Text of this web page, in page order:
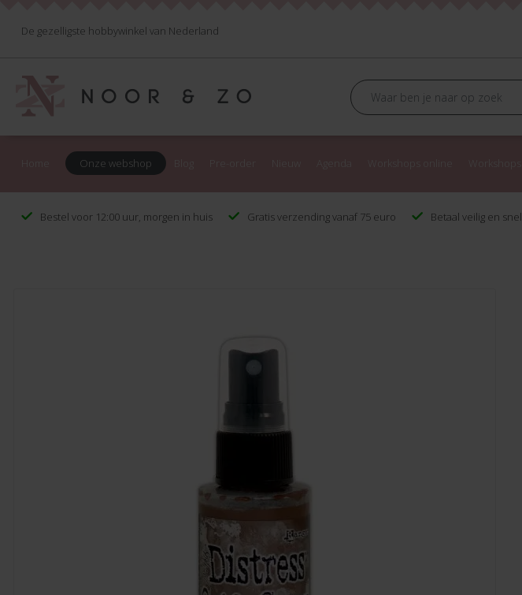
De gezelligste hobbywinkel van Nederland
Onze webshop
Bestel voor 12:00 uur, morgen in huis Gratis verzending vanaf 75 euro Betaal veilig en snel